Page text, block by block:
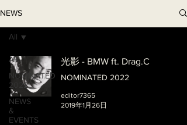
NEWS
All
NOMINATED
2022
NEWS
&
EVENTS
All
光影 - BMW ft. Drag.C
NOMINATED 2022
editor7365
2019年1月26日